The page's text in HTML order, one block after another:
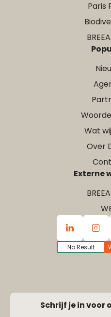
Paris
Wat
Over
Externe
No Result
Schrijf je in voor